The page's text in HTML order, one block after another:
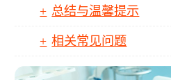
总结与温馨提示
相关常见问题